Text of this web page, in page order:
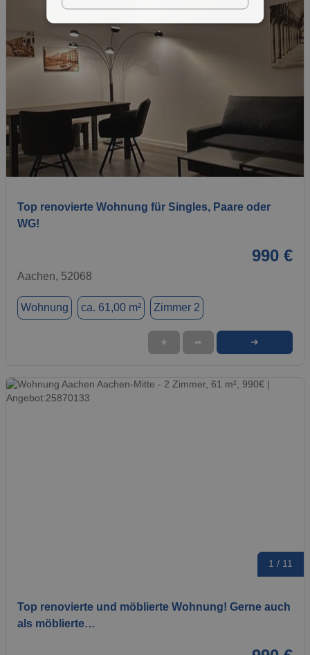
1 / 14
Top renovierte Wohnung für Singles, Paare oder
WG!
990 €
Aachen, 52068
Wohnung ca. 61,00 m² Zimmer 2
★ ➦ ➜
1 / 11
Top renovierte und möblierte Wohnung! Gerne auch
als möblierte…